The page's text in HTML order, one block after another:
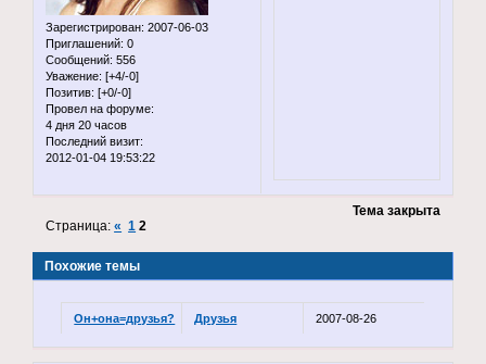
Зарегистрирован: 2007-06-03
Приглашений: 0
Сообщений: 556
Уважение: [+4/-0]
Позитив: [+0/-0]
Провел на форуме:
4 дня 20 часов
Последний визит:
2012-01-04 19:53:22
Тема закрыта
Страница:« 1 2
Похожие темы
Он+она=друзья? Друзья 2007-08-26